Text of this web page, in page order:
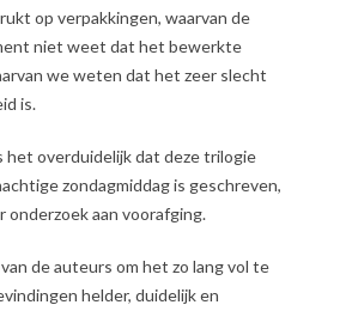
op verpakkingen, waarvan de
niet weet dat het bewerkte
we weten dat het zeer slecht
is.
het overduidelijk dat deze trilogie
zondagmiddag is geschreven,
onderzoek aan voorafging.
de auteurs om het zo lang vol te
helder, duidelijk en